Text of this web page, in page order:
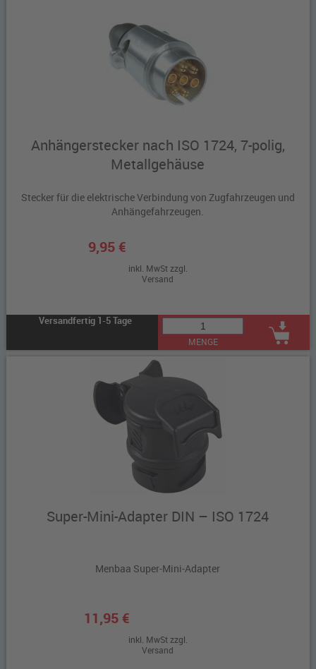
Anhängerstecker nach ISO 1724, 7-polig,
Metallgehäuse
Stecker für die elektrische Verbindung von Zugfahrzeugen und
Anhängefahrzeugen.
9,95 €
inkl. MwSt zzgl.
Versand
Versandfertig 1-5 Tage
MENGE
Super-Mini-Adapter DIN – ISO 1724
Menbaa Super-Mini-Adapter
11,95 €
inkl. MwSt zzgl.
Versand